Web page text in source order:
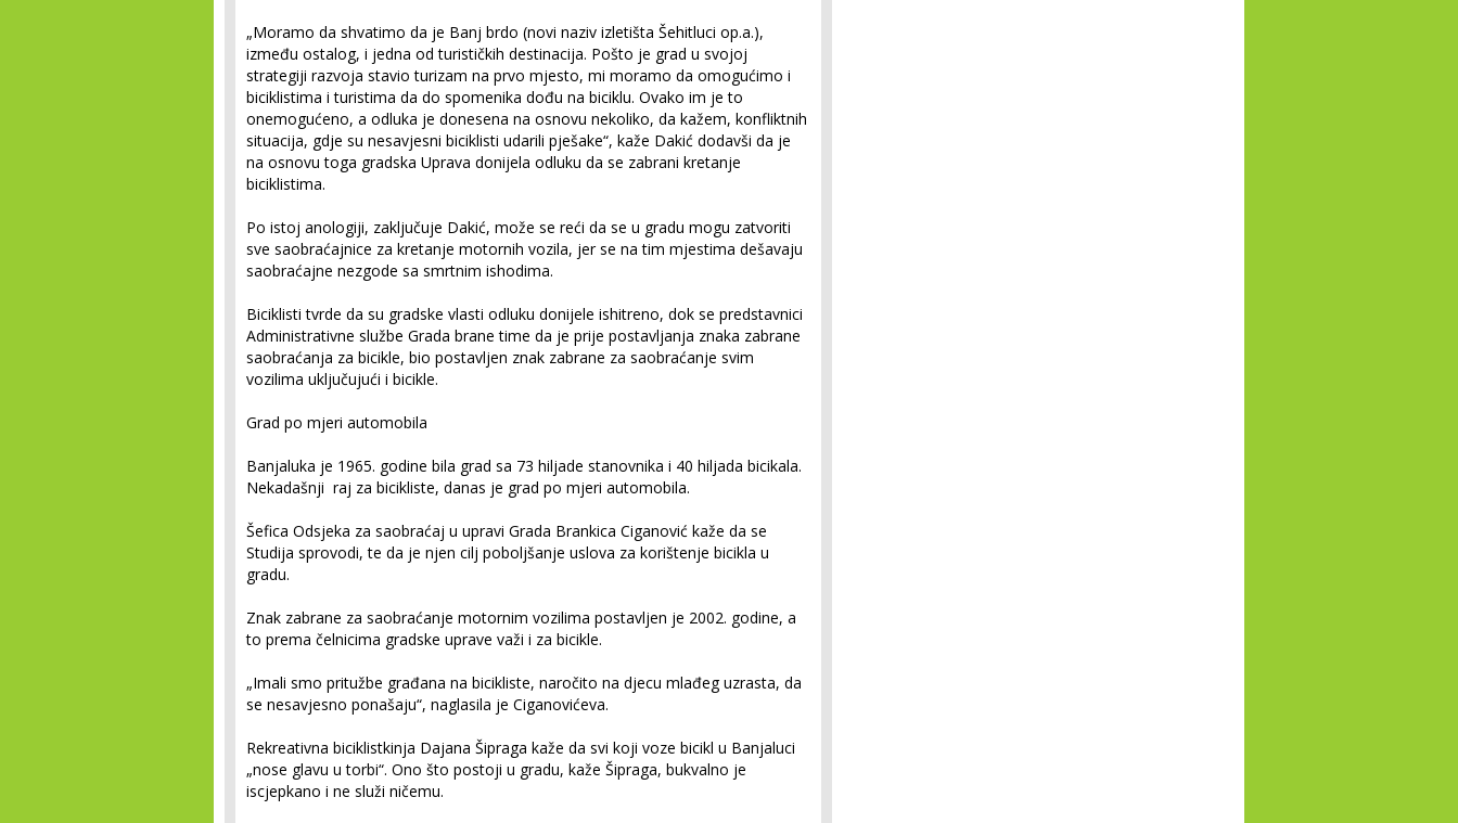
„Moramo da shvatimo da je Banj brdo (novi naziv izletišta Šehitluci op.a.),
između ostalog, i jedna od turističkih destinacija. Pošto je grad u svojoj
strategiji razvoja stavio turizam na prvo mjesto, mi moramo da omogućimo i
biciklistima i turistima da do spomenika dođu na biciklu. Ovako im je to
onemogućeno, a odluka je donesena na osnovu nekoliko, da kažem, konfliktnih
situacija, gdje su nesavjesni biciklisti udarili pješake“, kaže Dakić dodavši da je
na osnovu toga gradska Uprava donijela odluku da se zabrani kretanje
biciklistima.
Po istoj anologiji, zaključuje Dakić, može se reći da se u gradu mogu zatvoriti
sve saobraćajnice za kretanje motornih vozila, jer se na tim mjestima dešavaju
saobraćajne nezgode sa smrtnim ishodima.
Biciklisti tvrde da su gradske vlasti odluku donijele ishitreno, dok se predstavnici
Administrativne službe Grada brane time da je prije postavljanja znaka zabrane
saobraćanja za bicikle, bio postavljen znak zabrane za saobraćanje svim
vozilima uključujući i bicikle.
Grad po mjeri automobila
Banjaluka je 1965. godine bila grad sa 73 hiljade stanovnika i 40 hiljada bicikala.
Nekadašnji raj za bicikliste, danas je grad po mjeri automobila.
Šefica Odsjeka za saobraćaj u upravi Grada Brankica Ciganović kaže da se
Studija sprovodi, te da je njen cilj poboljšanje uslova za korištenje bicikla u
gradu.
Znak zabrane za saobraćanje motornim vozilima postavljen je 2002. godine, a
to prema čelnicima gradske uprave važi i za bicikle.
„Imali smo pritužbe građana na bicikliste, naročito na djecu mlađeg uzrasta, da
se nesavjesno ponašaju“, naglasila je Ciganovićeva.
Rekreativna biciklistkinja Dajana Šipraga kaže da svi koji voze bicikl u Banjaluci
„nose glavu u torbi“. Ono što postoji u gradu, kaže Šipraga, bukvalno je
iscjepkano i ne služi ničemu.